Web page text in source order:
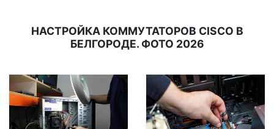
НАСТРОЙКА КОММУТАТОРОВ CISCO В
БЕЛГОРОДЕ. ФОТО 2026